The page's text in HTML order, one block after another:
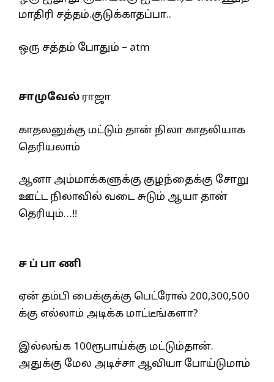
மாதிரி சத்தம்.குடுக்காதப்பா..
ஒரு சத்தம் போதும் – atm
சாமுவேல் ராஜா
காதலனுக்கு மட்டும் தான் நிலா காதலியாக
தெரியலாம்
ஆனா அம்மாக்களுக்கு குழந்தைக்கு சோறு
ஊட்ட நிலாவில் வடை சுடும் ஆயா தான்
தெரியும்…!!
ச ப் பா ணி
ஏன் தம்பி பைக்குக்கு பெட்ரோல் 200,300,500
க்கு எல்லாம் அடிக்க மாட்டீங்களா?
இல்லங்க 100ரூபாய்க்கு மட்டும்தான்.
அதுக்கு மேல அடிச்சா ஆவியா போய்டுமாம்